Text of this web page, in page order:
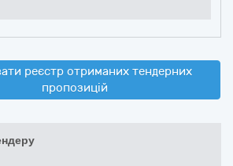
реєстр отриманих тендерних
пропозицій